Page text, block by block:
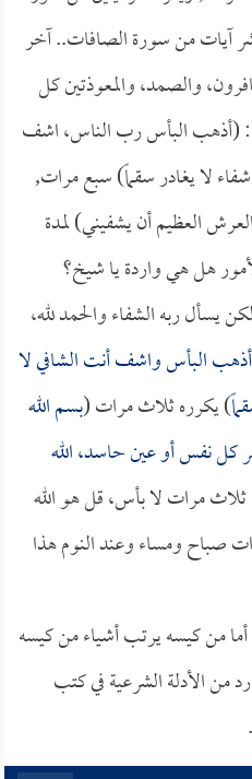
آيات من سورة الصافات.. آخر
والصمد، والمعوذتين كل
(أذهب البأس رب الناس، اشف
لا يغادر سقماً) سبع مرات,
العظيم أن يشفيني) لمدة
هل هي واردة يا شيخ؟
يسأل ربه الشفاء والحمد لله،
البأس واشف أنت الشافي لا
) يكرره ثلاث مرات (بسم الله
نفس أو عين حاسد، الله
مرات لا بأس، قل هو الله
صباح ومساء وعند النوم هذا
من كيسه يرتب أشياء من كيسه
من الأدلة الشرعية في كتب